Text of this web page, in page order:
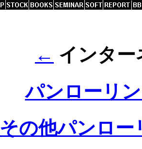
← インター
パンローリ
その他パンロー